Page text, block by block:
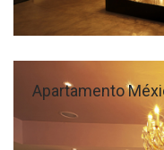
Apartamento